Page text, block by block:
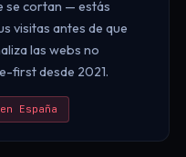
se cortan — estás
visitas antes de que
las webs no
first desde 2021.
España